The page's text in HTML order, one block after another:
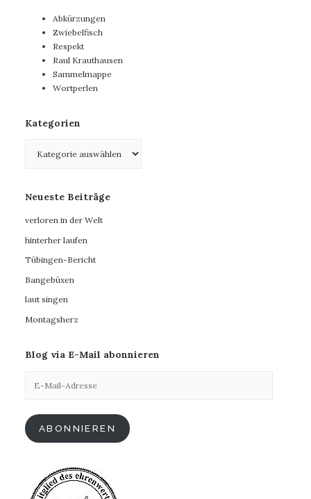
Abkürzungen
Zwiebelfisch
Respekt
Raul Krauthausen
Sammelmappe
Wortperlen
Kategorien
Neueste Beiträge
verloren in der Welt
hinterher laufen
Tübingen-Bericht
Bangebüxen
laut singen
Montagsherz
Blog via E-Mail abonnieren
Mail-
ABONNIEREN